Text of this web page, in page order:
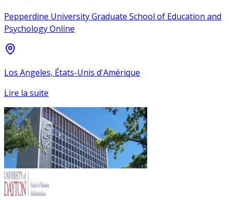
Pepperdine University Graduate School of Education and
Psychology Online
Los Angeles, États-Unis d'Amérique
Lire la suite